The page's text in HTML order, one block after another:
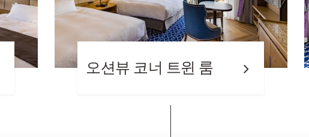
오션뷰 슈페리어 트윈